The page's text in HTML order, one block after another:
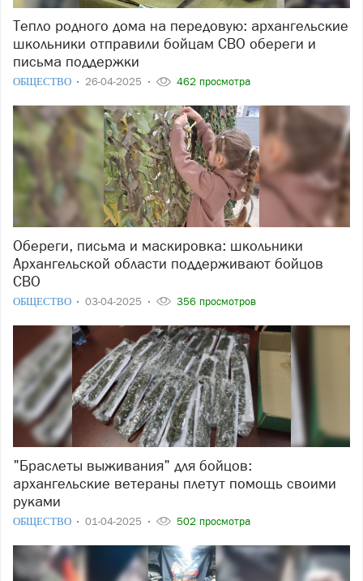
Тепло родного дома на передовую: архангельские
школьники отправили бойцам СВО обереги и
письма поддержки
ОБЩЕСТВО 26-04-2025 462 просмотра
Обереги, письма и маскировка: школьники
Архангельской области поддерживают бойцов
СВО
ОБЩЕСТВО 03-04-2025 356 просмотров
"Браслеты выживания" для бойцов:
архангельские ветераны плетут помощь своими
руками
ОБЩЕСТВО 01-04-2025 502 просмотра